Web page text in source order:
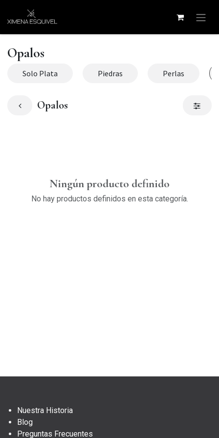
Opalos
Solo Plata Piedras Perlas
Opalos
Ningún producto definido
No hay productos definidos en esta categoría.
Nuestra Historia
Blog
Preguntas Frecuentes